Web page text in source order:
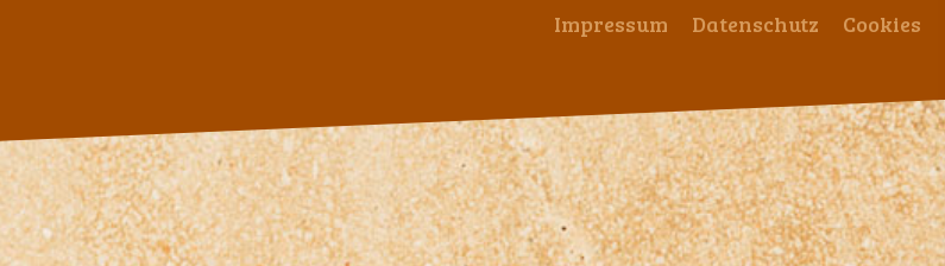
Impressum Datenschutz Cookies